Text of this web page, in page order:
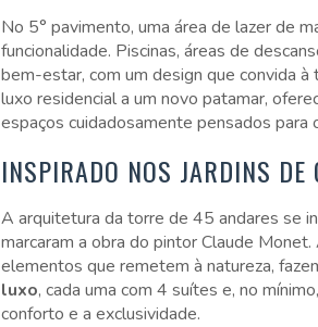
No 5° pavimento, uma área de lazer de
funcionalidade. Piscinas, áreas de
bem-estar, com um design que convida
luxo residencial a um novo patamar,
espaços cuidadosamente pensados para
INSPIRADO NOS JARDINS DE
A arquitetura da torre de 45 andares se
marcaram a obra do pintor Claude
elementos que remetem à natureza,
luxo, cada uma com 4 suítes e, no
conforto e a exclusividade.